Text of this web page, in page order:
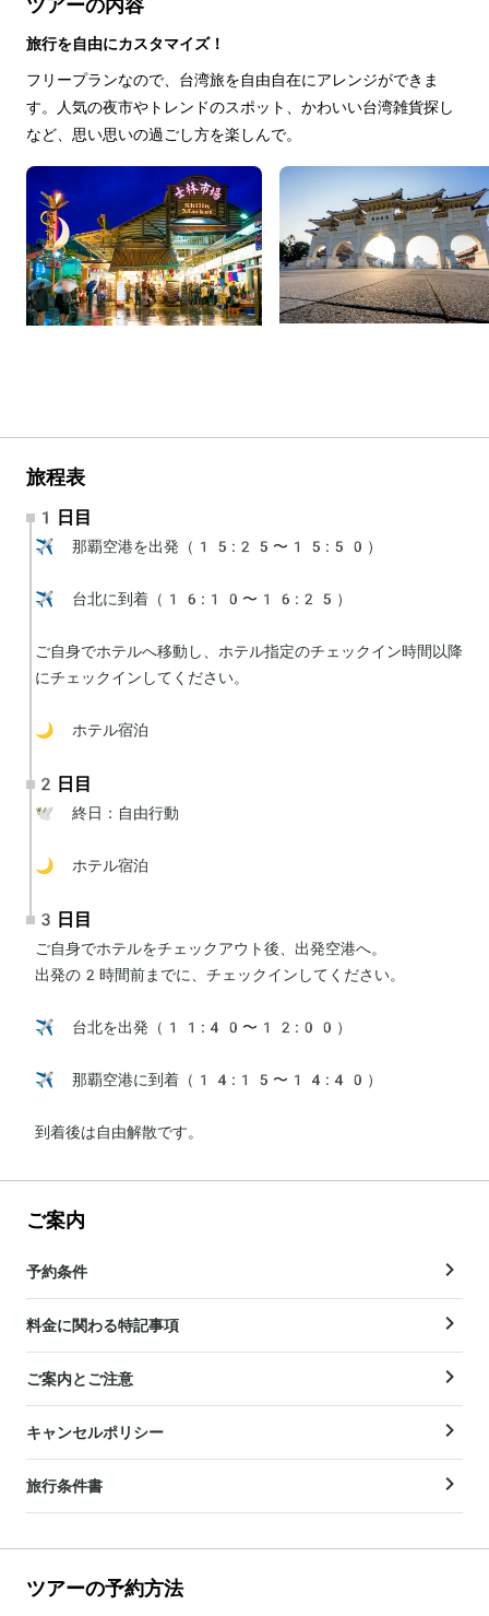
旅行を自由にカスタマイズ！
フリープランなので、台湾旅を自由自在にアレンジができま
す。人気の夜市やトレンドのスポット、かわいい台湾雑貨探し
など、思い思いの過ごし方を楽しんで。
旅程表
1日目
✈️ 那覇空港を出発（15:25〜15:50）
✈️ 台北に到着（16:10〜16:25）
ご自身でホテルへ移動し、ホテル指定のチェックイン時間以降
にチェックインしてください。
🌙 ホテル宿泊
2日目
🕊 終日：自由行動
🌙 ホテル宿泊
3日目
ご自身でホテルをチェックアウト後、出発空港へ。
出発の2時間前までに、チェックインしてください。
✈️ 台北を出発（11:40〜12:00）
✈️ 那覇空港に到着（14:15〜14:40）
到着後は自由解散です。
ご案内
予約条件
料金に関わる特記事項
ご案内とご注意
キャンセルポリシー
旅行条件書
ツアーの予約方法